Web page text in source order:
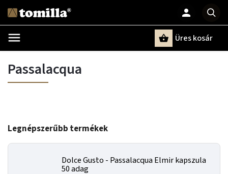
Üres kosár
Passalacqua
Legnépszerűbb termékek
Dolce Gusto - Passalacqua Elmir kapszula
50 adag